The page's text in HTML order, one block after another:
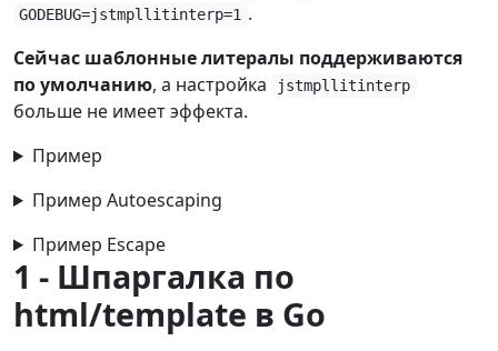
GODEBUG=jstmpllitinterp=1 .
Сейчас шаблонные литералы поддерживаются
по умолчанию, а настройка jstmpllitinterp
больше не имеет эффекта.
Пример
Пример Autoescaping
Пример Escape
1 - Шпаргалка по
html/template в Go